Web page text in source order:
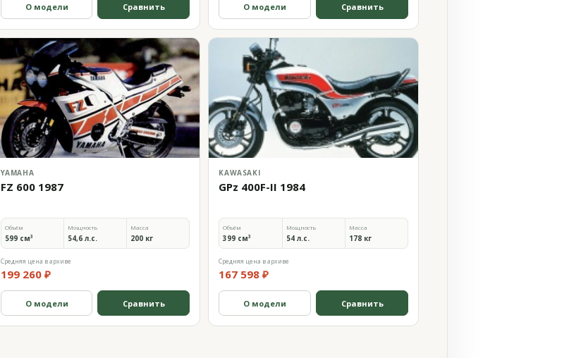
О модели Сравнить О модели Сравнить
YAMAHA
FZ 600 1987
Объём
599 см³
Мощность
54,6 л.с.
Масса
200 кг
Средняя цена в архиве
199 260 ₽
О модели Сравнить
KAWASAKI
GPz 400F-II 1984
Объём
399 см³
Мощность
54 л.с.
Масса
178 кг
Средняя цена в архиве
167 598 ₽
О модели Сравнить